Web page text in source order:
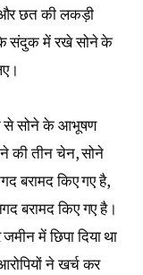
छत की लकड़ी
के संदुक में रखे सोने के
से सोने के आभूषण
की तीन चेन, सोने
बरामद किए गए है,
बरामद किए गए है।
में छिपा दिया था
ने खर्च कर